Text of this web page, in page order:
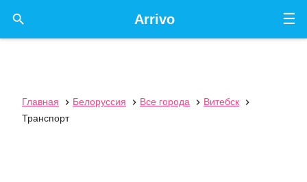
☰
Arrivo

Главная  Белоруссия  Все города  Витебск

Транспорт